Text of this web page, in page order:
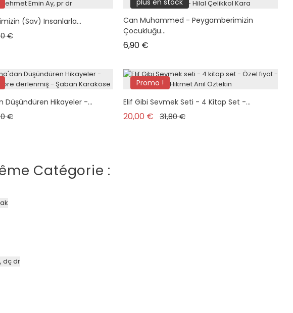
(sav) Insanlarla...
de base
€Prix
Can Muhammed - Peygamberimizin
Çocukluğu...
6,90 €
Düşündüren Hikayeler -...
de base
€Prix
Promo !
Pack
plus en stock
Elif Gibi Sevmek Seti - 4 Kitap Set -...
20,00 € Prix de base
31,80 €Prix
Catégorie :